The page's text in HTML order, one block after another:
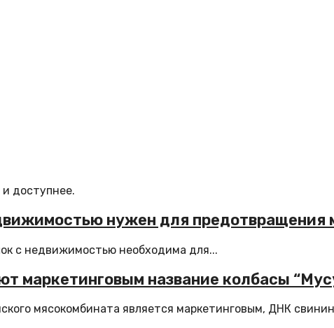
доступнее.
нужен для предотвращения
с недвижимостью необходима для...
маркетинговым название колбасы
мясокомбината является маркетинговым, ДНК